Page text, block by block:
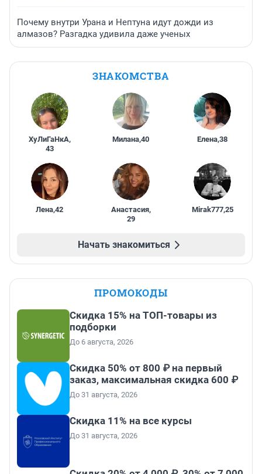
Почему внутри Урана и Нептуна идут дожди из
алмазов? Разгадка удивила даже ученых
ЗНАКОМСТВА
ХуЛиГаНкА,
43
Милана,40 Елена,38
Лена,42 Анастасия,
29
Mirak777,25
Начать знакомиться
ПРОМОКОДЫ
Скидка 15% на ТОП-товары из
подборки
До 6 августа, 2026
Скидка 50% от 800 ₽ на первый
заказ, максимальная скидка 600 ₽
До 31 августа, 2026
Скидка 11% на все курсы
До 31 августа, 2026